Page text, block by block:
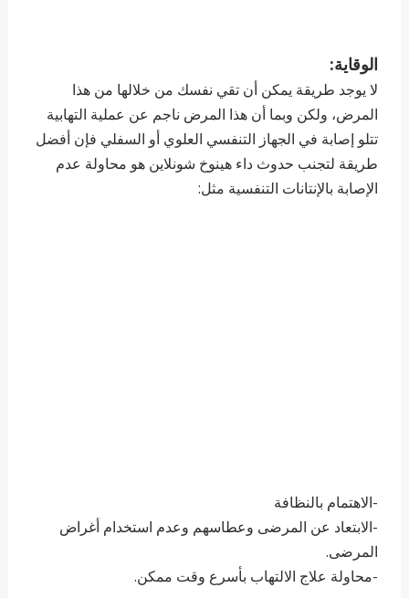
الوقاية:
لا يوجد طريقة يمكن أن تقي نفسك من خلالها من هذا
المرض، ولكن وبما أن هذا المرض ناجم عن عملية التهابية
تتلو إصابة في الجهاز التنفسي العلوي أو السفلي فإن أفضل
طريقة لتجنب حدوث داء هينوخ شونلاين هو محاولة عدم
الإصابة بالإنتانات التنفسية مثل:
-الاهتمام بالنظافة
-الابتعاد عن المرضى وعطاسهم وعدم استخدام أغراض
المرضى.
-محاولة علاج الالتهاب بأسرع وقت ممكن.